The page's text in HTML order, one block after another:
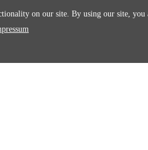
on our site. By using our site, you